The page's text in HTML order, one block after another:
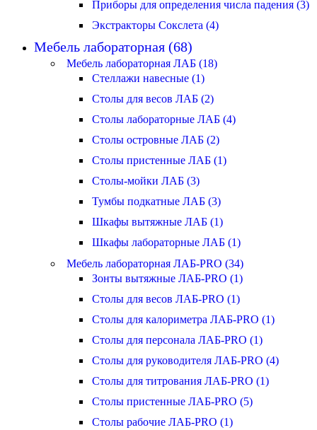
Приборы для определения числа падения (3)
Экстракторы Сокслета (4)
Мебель лабораторная (68)
Мебель лабораторная ЛАБ (18)
Стеллажи навесные (1)
Столы для весов ЛАБ (2)
Столы лабораторные ЛАБ (4)
Столы островные ЛАБ (2)
Столы пристенные ЛАБ (1)
Столы-мойки ЛАБ (3)
Тумбы подкатные ЛАБ (3)
Шкафы вытяжные ЛАБ (1)
Шкафы лабораторные ЛАБ (1)
Мебель лабораторная ЛАБ-PRO (34)
Зонты вытяжные ЛАБ-PRO (1)
Столы для весов ЛАБ-PRO (1)
Столы для калориметра ЛАБ-PRO (1)
Столы для персонала ЛАБ-PRO (1)
Столы для руководителя ЛАБ-PRO (4)
Столы для титрования ЛАБ-PRO (1)
Столы пристенные ЛАБ-PRO (5)
Столы рабочие ЛАБ-PRO (1)